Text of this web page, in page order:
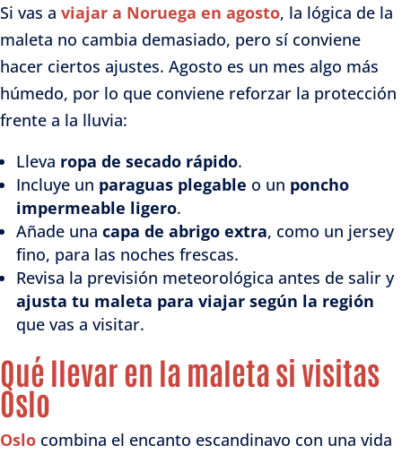
Si vas a viajar a Noruega en agosto, la lógica de la
maleta no cambia demasiado, pero sí conviene
hacer ciertos ajustes. Agosto es un mes algo más
húmedo, por lo que conviene reforzar la protección
frente a la lluvia:
Lleva ropa de secado rápido.
Incluye un paraguas plegable o un poncho
impermeable ligero.
Añade una capa de abrigo extra, como un jersey
fino, para las noches frescas.
Revisa la previsión meteorológica antes de salir y
ajusta tu maleta para viajar según la región
que vas a visitar.
Qué llevar en la maleta si visitas
Oslo
Oslo combina el encanto escandinavo con una vida